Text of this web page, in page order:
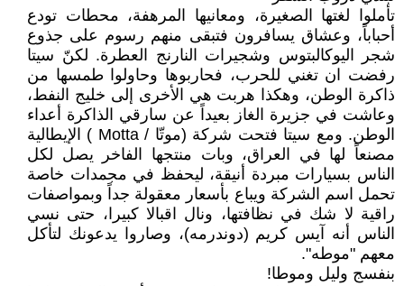
تأملوا لغتها الصغيرة، ومعانيها المرهفة، محطات تودع
أحباباً، وعشاق يسافرون فتبقى منهم رسوم على جذوع
شجر اليوكالبتوس وشجيرات النارنج العطرة. لكنّ سيتا
رفضت ان تغني للحرب، فحاربوها وحاولوا طمسها من
ذاكرة الوطن، وهكذا هربت هي الأخرى إلى خليج النفط،
وعاشت في جزيرة الغاز بعيداً عن سارقي الذاكرة أعداء
الوطن. ومع سيتا فتحت شركة (موتّا / Motta ) الإيطالية
مصنعاً لها في العراق، وبات منتجها الفاخر يصل لكل
الناس بسيارات مبردة أنيقة، ليحفظ في مجمدات خاصة
تحمل اسم الشركة ويباع بأسعار معقولة جداً وبمواصفات
راقية لا شك في نظافتها، ونال اقبالا كبيرا، حتى نسي
الناس أنه آيس كريم (دوندرمه)، وصاروا يدعونك لتأكل
معهم "موطه".
بنفسج وليل وموطا!